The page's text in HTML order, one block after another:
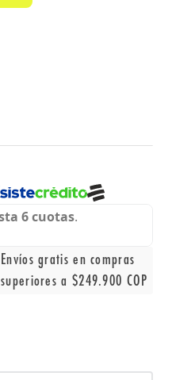
Envíos gratis en compras
superiores a $249.900 COP